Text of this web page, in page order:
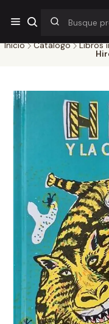
¡Por pocos días!
$38.000
Inicio Catálogo Libros